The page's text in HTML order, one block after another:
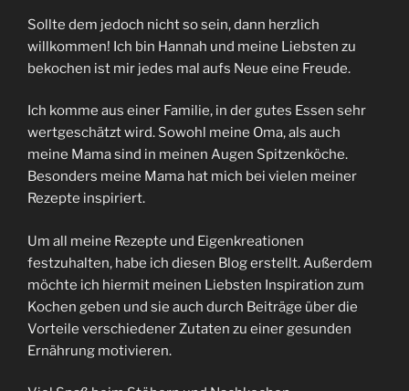
Sollte dem jedoch nicht so sein, dann herzlich
willkommen! Ich bin Hannah und meine Liebsten zu
bekochen ist mir jedes mal aufs Neue eine Freude.
Ich komme aus einer Familie, in der gutes Essen sehr
wertgeschätzt wird. Sowohl meine Oma, als auch
meine Mama sind in meinen Augen Spitzenköche.
Besonders meine Mama hat mich bei vielen meiner
Rezepte inspiriert.
Um all meine Rezepte und Eigenkreationen
festzuhalten, habe ich diesen Blog erstellt. Außerdem
möchte ich hiermit meinen Liebsten Inspiration zum
Kochen geben und sie auch durch Beiträge über die
Vorteile verschiedener Zutaten zu einer gesunden
Ernährung motivieren.